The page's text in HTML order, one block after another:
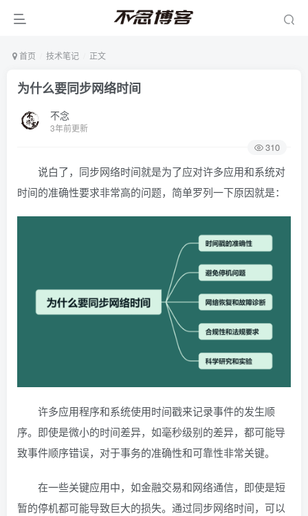
首页 技术笔记 正文
为什么要同步网络时间
不念
3年前更新
310
说白了，同步网络时间就是为了应对许多应用和系统对
时间的准确性要求非常高的问题，简单罗列一下原因就是：
许多应用程序和系统使用时间戳来记录事件的发生顺
序。即使是微小的时间差异，如毫秒级别的差异，都可能导
致事件顺序错误，对于事务的准确性和可靠性非常关键。
在一些关键应用中，如金融交易和网络通信，即使是短
暂的停机都可能导致巨大的损失。通过同步网络时间，可以